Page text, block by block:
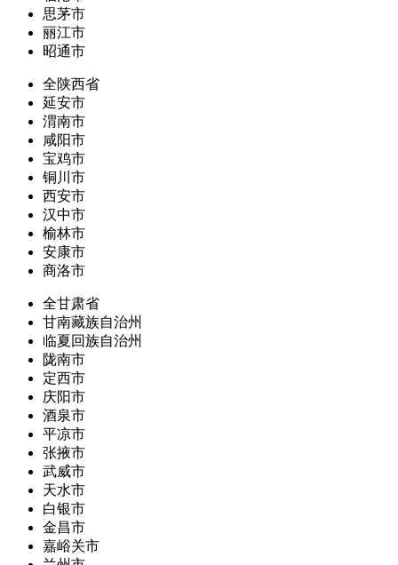
思茅市
丽江市
昭通市
全陕西省
延安市
渭南市
咸阳市
宝鸡市
铜川市
西安市
汉中市
榆林市
安康市
商洛市
全甘肃省
甘南藏族自治州
临夏回族自治州
陇南市
定西市
庆阳市
酒泉市
平凉市
张掖市
武威市
天水市
白银市
金昌市
嘉峪关市